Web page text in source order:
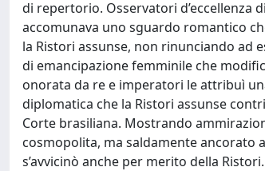
di repertorio. Osservatori d’eccellenza
accomunava uno sguardo romantico
la Ristori assunse, non rinunciando ad
di emancipazione femminile che
onorata da re e imperatori le attribuì
diplomatica che la Ristori assunse
Corte brasiliana. Mostrando
cosmopolita, ma saldamente ancorato
s’avvicinò anche per merito della Ristori.